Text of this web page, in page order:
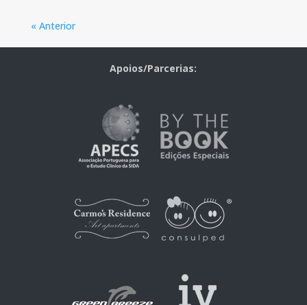
« Anterior
Apoios/Parcerias: